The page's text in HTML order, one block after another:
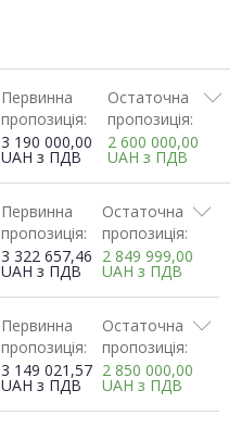
Первинна
пропозиція:
3 190 000,00
UAH з ПДВ
Остаточна
пропозиція:
2 600 000,00
UAH з ПДВ
Первинна
пропозиція:
3 322 657,46
UAH з ПДВ
Остаточна
пропозиція:
2 849 999,00
UAH з ПДВ
Первинна
пропозиція:
3 149 021,57
UAH з ПДВ
Остаточна
пропозиція:
2 850 000,00
UAH з ПДВ